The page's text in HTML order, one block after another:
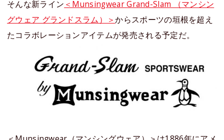
そんな新ライン ＜Munsingwear Grand-Slam （マンシン
グウェア グランドスラム）＞からスポーツの垣根を超え
たコラボレーションアイテムが発売される予定だ。